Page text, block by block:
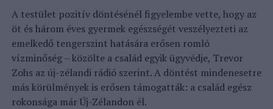
A testület pozitív döntésénél figyelembe vette, hogy az
öt és három éves gyermek egészségét veszélyezteti az
emelkedő tengerszint hatására erősen romló
vízminőség – közölte a család egyik ügyvédje, Trevor
Zohs az új-zélandi rádió szerint. A döntést mindenesetre
más körülmények is erősen támogatták: a család egész
rokonsága már Új-Zélandon él.